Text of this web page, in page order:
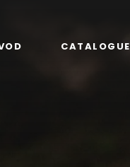
CATALOGUE